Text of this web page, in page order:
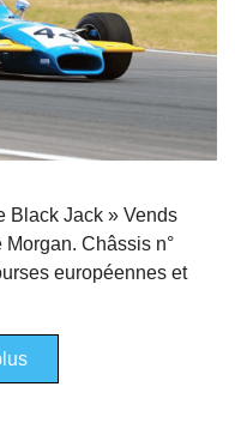
Black Jack » Vends
Châssis n°
européennes et